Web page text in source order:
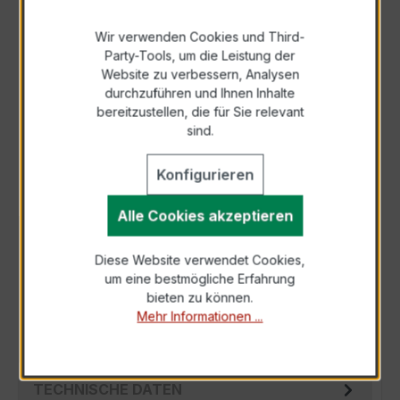
Anfrage schriftlich
Als PDF exportieren
Der EASKD 31.5 3x150/1A 5VA Kl.0,5 ist ein
kompakter, hochpräziser Niederspannungs-
Messwandler der bewährten EASKD-Serie,
TECHNISCHE DATEN
Wir verwenden Cookies und Third-
Party-Tools, um die Leistung der
Website zu verbessern, Analysen
durchzuführen und Ihnen Inhalte
bereitzustellen, die für Sie relevant
sind.
Konfigurieren
Alle Cookies akzeptieren
Diese Website verwendet Cookies,
um eine bestmögliche Erfahrung
bieten zu können.
Mehr Informationen ...